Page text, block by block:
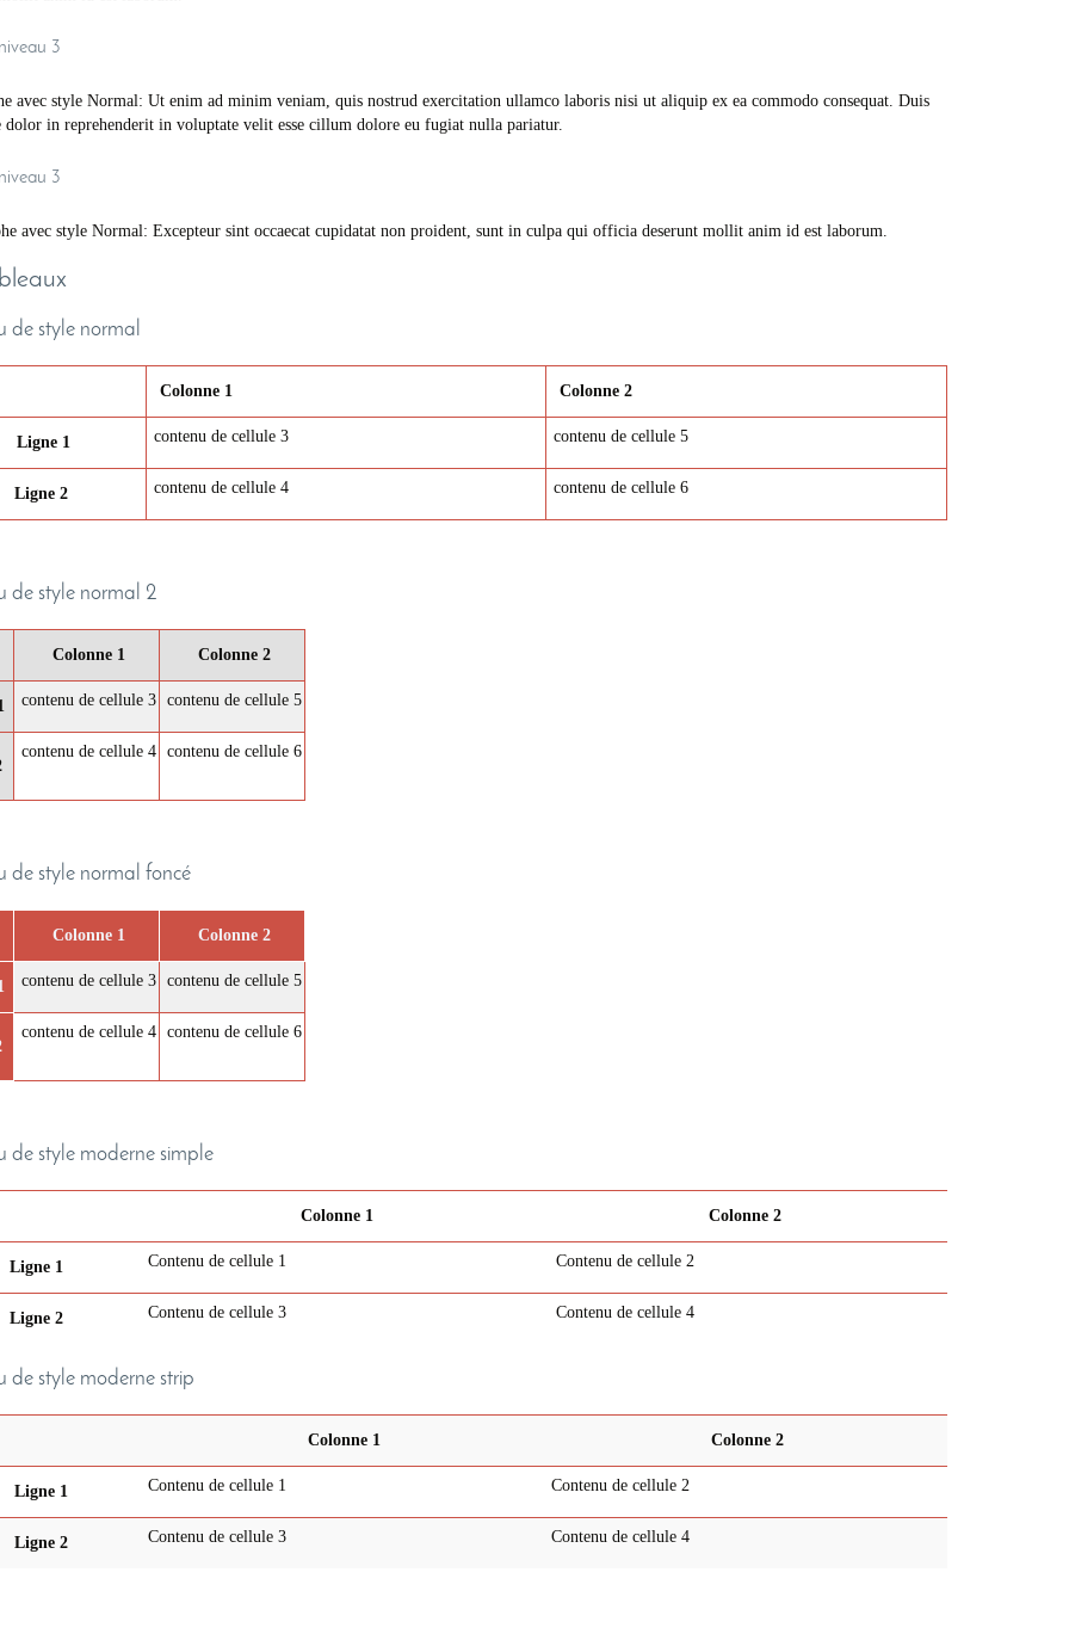
3
avec style Normal: Ut enim ad minim veniam, quis nostrud exercitation ullamco laboris nisi ut aliquip ex ea commodo consequat. Duis
dolor in reprehenderit in voluptate velit esse cillum dolore eu fugiat nulla pariatur.
3
avec style Normal: Excepteur sint occaecat cupidatat non proident, sunt in culpa qui officia deserunt mollit anim id est laborum.
de style normal
Colonne 1 Colonne 2
Ligne 1 contenu de cellule 3 contenu de cellule 5
Ligne 2 contenu de cellule 4 contenu de cellule 6
de style normal 2
Colonne 1 Colonne 2
contenu de cellule 3 contenu de cellule 5
contenu de cellule 4 contenu de cellule 6
de style normal foncé
Colonne 1 Colonne 2
contenu de cellule 3 contenu de cellule 5
contenu de cellule 4 contenu de cellule 6
de style moderne simple
Colonne 1 Colonne 2
Ligne 1 Contenu de cellule 1 Contenu de cellule 2
Ligne 2 Contenu de cellule 3 Contenu de cellule 4
de style moderne strip
Colonne 1 Colonne 2
Ligne 1 Contenu de cellule 1 Contenu de cellule 2
Ligne 2 Contenu de cellule 3 Contenu de cellule 4